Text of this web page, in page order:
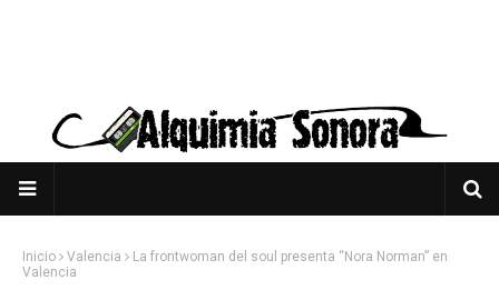
Inicio Valencia
La frontwoman del soul presenta “Nora Norman” en
Valencia